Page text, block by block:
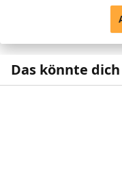
Das könnte